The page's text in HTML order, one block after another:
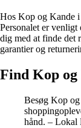
Hos Kop og Kande i
Personalet er
dig med at finde det
garantier og
Find Kop
Besøg Kop
hånd. – Lokal